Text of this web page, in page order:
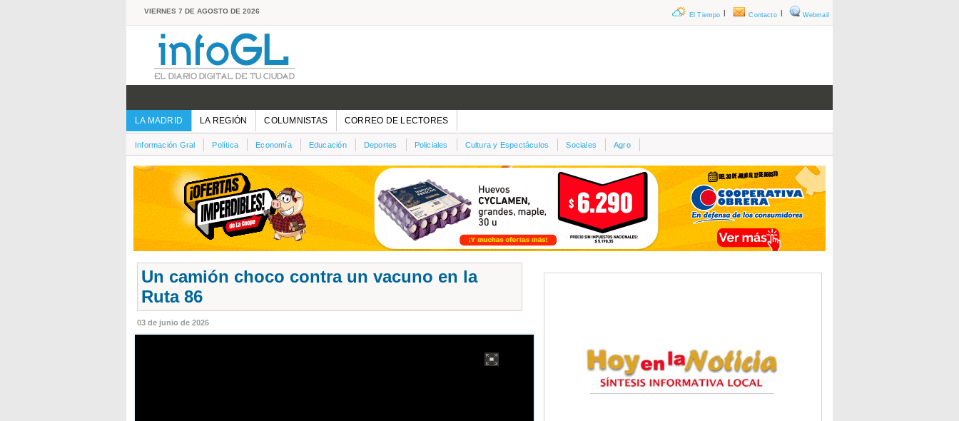
VIERNES 7 DE AGOSTO DE 2026 Webmail
|
Contacto
|
El Tiempo
LA MADRID LA REGIÓN COLUMNISTAS CORREO DE LECTORES
Información Gral Política Economía Educación Deportes Policiales Cultura y Espectáculos Sociales Agro
Un camión choco contra un vacuno en la
Ruta 86
03 de junio de 2026